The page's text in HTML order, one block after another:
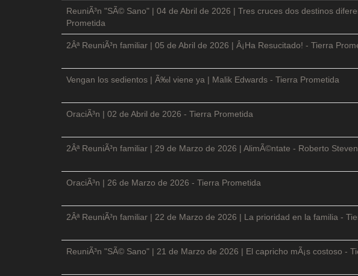
ReuniÃ³n "SÃ© Sano" | 04 de Abril de 2026 | Tres cruces dos destinos
Prometida
2Âª ReuniÃ³n familiar | 05 de Abril de 2026 | Â¡Ha Resucitado! - Tierra
Vengan los sedientos | Ã‰l viene ya | Malik Edwards - Tierra Prometida
OraciÃ³n | 02 de Abril de 2026 - Tierra Prometida
2Âª ReuniÃ³n familiar | 29 de Marzo de 2026 | AlimÃ©ntate - Roberto
OraciÃ³n | 26 de Marzo de 2026 - Tierra Prometida
2Âª ReuniÃ³n familiar | 22 de Marzo de 2026 | La prioridad en la familia -
ReuniÃ³n "SÃ© Sano" | 21 de Marzo de 2026 | El capricho mÃ¡s costoso -